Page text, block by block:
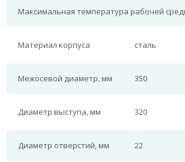
Максимальная температура рабочей
Материал корпуса сталь
Межосевой диаметр, мм 350
Диаметр выступа, мм 320
Диаметр отверстий, мм 22